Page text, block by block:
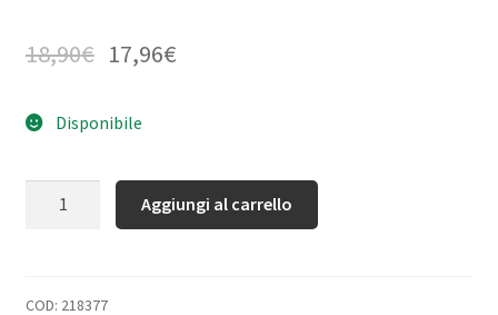
18,90€ 17,96€
Disponibile
Aggiungi al carrello
COD: 218377